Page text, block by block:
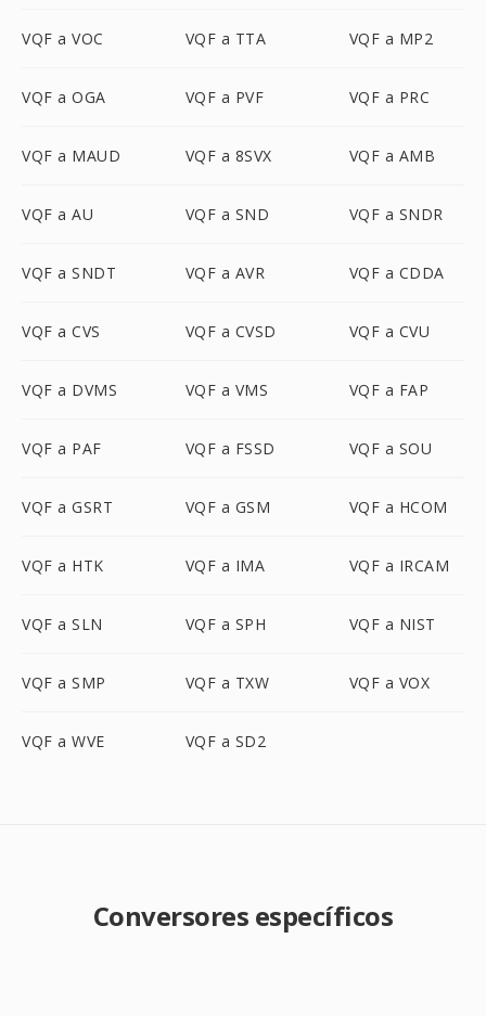
VQF a VOC VQF a TTA VQF a MP2
VQF a OGA VQF a PVF VQF a PRC
VQF a MAUD VQF a 8SVX VQF a AMB
VQF a AU VQF a SND VQF a SNDR
VQF a SNDT VQF a AVR VQF a CDDA
VQF a CVS VQF a CVSD VQF a CVU
VQF a DVMS VQF a VMS VQF a FAP
VQF a PAF VQF a FSSD VQF a SOU
VQF a GSRT VQF a GSM VQF a HCOM
VQF a HTK VQF a IMA VQF a IRCAM
VQF a SLN VQF a SPH VQF a NIST
VQF a SMP VQF a TXW VQF a VOX
VQF a WVE VQF a SD2
Conversores específicos